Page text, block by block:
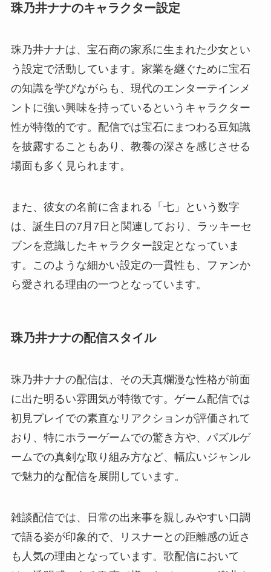
珠乃井ナナのキャラクター設定
珠乃井ナナは、宝石商の家系に生まれた少女とい
う設定で活動しています。家業を継ぐために宝石
の知識を学びながらも、現代のエンターテインメ
ントに強い興味を持っているというキャラクター
性が特徴的です。配信では宝石にまつわる豆知識
を披露することもあり、教養の深さを感じさせる
場面も多く見られます。
また、彼女の名前に含まれる「七」という数字
は、誕生日の7月7日と関連しており、ラッキーセ
ブンを意識したキャラクター設定となっていま
す。このような細かい設定の一貫性も、ファンか
ら愛される理由の一つとなっています。
珠乃井ナナの配信スタイル
珠乃井ナナの配信は、その天真爛漫な性格が前面
に出た明るい雰囲気が特徴です。ゲーム配信では
初見プレイでの素直なリアクションが評価されて
おり、特にホラーゲームでの驚き方や、パズルゲ
ームでの真剣な取り組み方など、幅広いジャンル
で魅力的な配信を展開しています。
雑談配信では、日常の出来事を親しみやすい口調
で語る姿が印象的で、リスナーとの距離感の近さ
も人気の理由となっています。歌配信において